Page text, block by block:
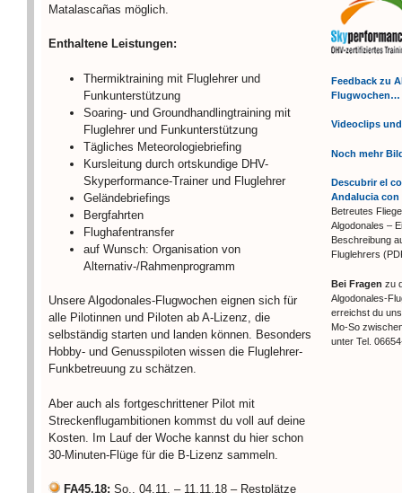
Matalascañas möglich.
Enthaltene Leistungen:
Thermiktraining mit Fluglehrer und
Funkunterstützung
Soaring- und Groundhandlingtraining mit
Fluglehrer und Funkunterstützung
Tägliches Meteorologiebriefing
Kursleitung durch ortskundige DHV-
Skyperformance-Trainer und Fluglehrer
Geländebriefings
Bergfahrten
Flughafentransfer
auf Wunsch: Organisation von
Alternativ-/Rahmenprogramm
Unsere Algodonales-Flugwochen eignen sich für
alle Pilotinnen und Piloten ab A-Lizenz, die
selbständig starten und landen können. Besonders
Hobby- und Genusspiloten wissen die Fluglehrer-
Funkbetreuung zu schätzen.
Aber auch als fortgeschrittener Pilot mit
Streckenflugambitionen kommst du voll auf deine
Kosten. Im Lauf der Woche kannst du hier schon
30-Minuten-Flüge für die B-Lizenz sammeln.
FA45.18: So., 04.11. – 11.11.18 – Restplätze
Feedback zu
Flugwochen…
Videoclips
Noch mehr
Descubrir el
Andalucia con
Betreutes
Algodonales –
Beschreibung
Fluglehrers
Bei Fragen zu
Algodonales-
erreichst du
Mo-So
unter Tel.